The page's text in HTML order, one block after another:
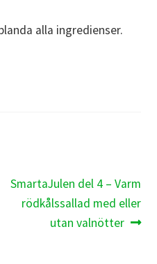
alla ingredienser.
Nästa
inlägg:
SmartaJulen del 4 – Varm
rödkålssallad med eller
utan valnötter